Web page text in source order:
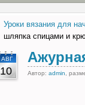
Уроки вязания для
шляпка спицами и
АВГ
10 Автор: admin ,